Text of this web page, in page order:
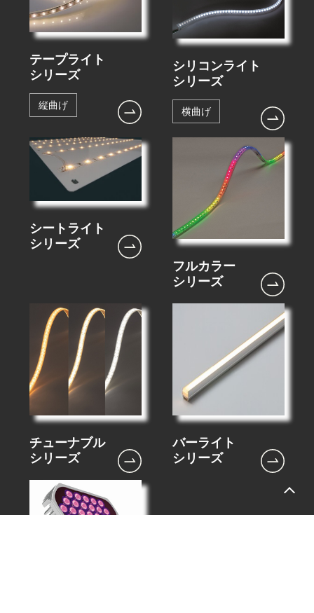
テープライト
シリーズ
縦曲げ
シリコンライト
シリーズ
横曲げ
シートライト
シリーズ
フルカラー
シリーズ
チューナブル
シリーズ
バーライト
シリーズ